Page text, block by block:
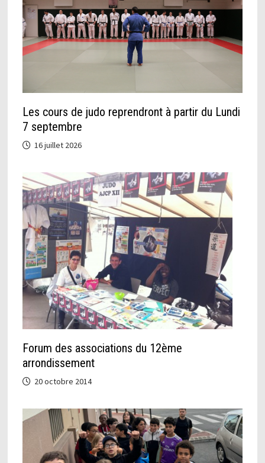
Les cours de judo reprendront à partir du Lundi
7 septembre
16 juillet 2026
Forum des associations du 12ème
arrondissement
20 octobre 2014